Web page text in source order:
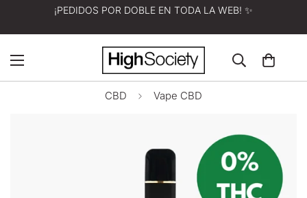
¡PEDIDOS POR DOBLE EN TODA LA WEB! ✨
CBD Vape CBD